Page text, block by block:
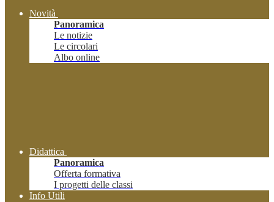
Novità
Panoramica
Le notizie
Le circolari
Albo online
Didattica
Panoramica
Offerta formativa
I progetti delle classi
Info Utili